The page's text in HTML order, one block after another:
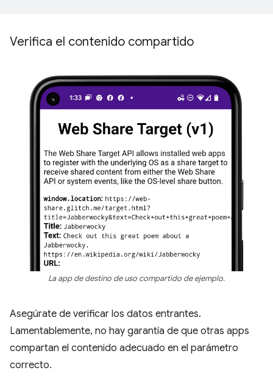
Verifica el contenido compartido
La app de destino de uso compartido de ejemplo.
Asegúrate de verificar los datos entrantes.
Lamentablemente, no hay garantía de que otras apps
compartan el contenido adecuado en el parámetro
correcto.